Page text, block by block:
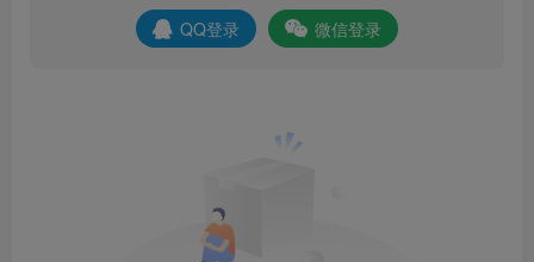
QQ登录 微信登录